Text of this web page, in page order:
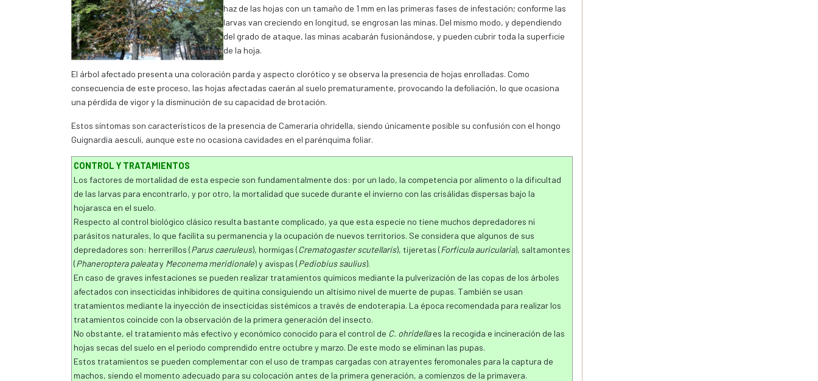
haz de las hojas con un tamaño de 1 mm en las primeras fases de infestación; conforme las
larvas van creciendo en longitud, se engrosan las minas. Del mismo modo, y dependiendo
del grado de ataque, las minas acabarán fusionándose, y pueden cubrir toda la superficie
de la hoja.
El árbol afectado presenta una coloración parda y aspecto clorótico y se observa la presencia de hojas enrolladas. Como
consecuencia de este proceso, las hojas afectadas caerán al suelo prematuramente, provocando la defoliación, lo que ocasiona
una pérdida de vigor y la disminución de su capacidad de brotación.
Estos síntomas son característicos de la presencia de Cameraria ohridella, siendo únicamente posible su confusión con el hongo
Guignardia aesculi, aunque este no ocasiona cavidades en el parénquima foliar.
CONTROL Y TRATAMIENTOS
Los factores de mortalidad de esta especie son fundamentalmente dos: por un lado, la competencia por alimento o la dificultad
de las larvas para encontrarlo, y por otro, la mortalidad que sucede durante el invierno con las crisálidas dispersas bajo la
hojarasca en el suelo.
Respecto al control biológico clásico resulta bastante complicado, ya que esta especie no tiene muchos depredadores ni
parásitos naturales, lo que facilita su permanencia y la ocupación de nuevos territorios. Se considera que algunos de sus
depredadores son: herrerillos (Parus caeruleus), hormigas (Crematogaster scutellaris), tijeretas (Forficula auricularia), saltamontes
(Phaneroptera paleatay Meconema meridionale) y avispas (Pediobius saulius).
En caso de graves infestaciones se pueden realizar tratamientos químicos mediante la pulverización de las copas de los árboles
afectados con insecticidas inhibidores de quitina consiguiendo un altísimo nivel de muerte de pupas. También se usan
tratamientos mediante la inyección de insecticidas sistémicos a través de endoterapia. La época recomendada para realizar los
tratamientos coincide con la observación de la primera generación del insecto.
No obstante, el tratamiento más efectivo y económico conocido para el control de C. ohridellaes la recogida e incineración de las
hojas secas del suelo en el periodo comprendido entre octubre y marzo. De este modo se eliminan las pupas.
Estos tratamientos se pueden complementar con el uso de trampas cargadas con atrayentes feromonales para la captura de
machos, siendo el momento adecuado para su colocación antes de la primera generación, a comienzos de la primavera.